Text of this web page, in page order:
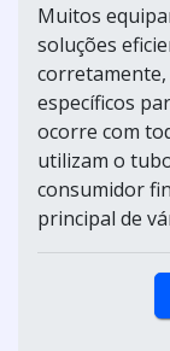
Muitos
soluções
corretamente,
específicos
ocorre com
utilizam o
consumidor
principal de